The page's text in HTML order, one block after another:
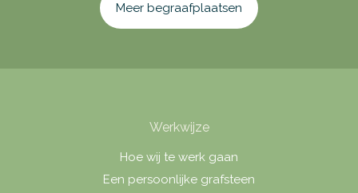
Meer begraafplaatsen
Werkwijze
Hoe wij te werk gaan
Een persoonlijke grafsteen